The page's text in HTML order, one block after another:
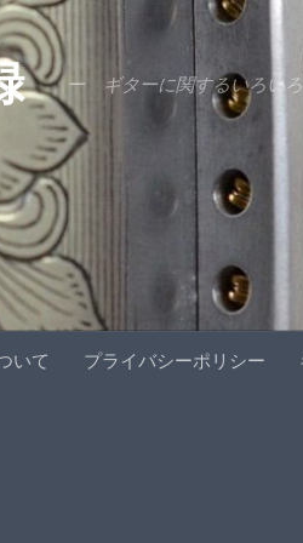
ー ギターに関するいろい
いて プライバシーポリシー